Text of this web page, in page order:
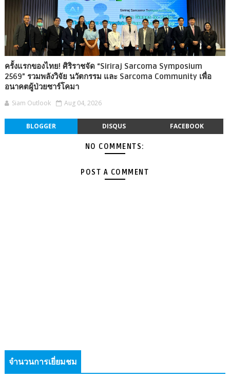
ครั้งแรกของไทย! ศิริราชจัด “Siriraj Sarcoma Symposium
2569” รวมพลังวิจัย นวัตกรรม และ Sarcoma Community เพื่อ
อนาคตผู้ป่วยซาร์โคมา
Siam Outlook Aug 04, 2026
BLOGGER DISQUS FACEBOOK
NO COMMENTS:
POST A COMMENT
จำนวนการเยี่ยมชม